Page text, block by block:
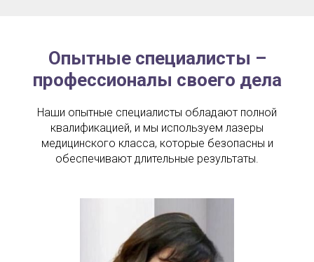
Опытные специалисты –
профессионалы своего дела
Наши опытные специалисты обладают полной
квалификацией, и мы используем лазеры
медицинского класса, которые безопасны и
обеспечивают длительные результаты.